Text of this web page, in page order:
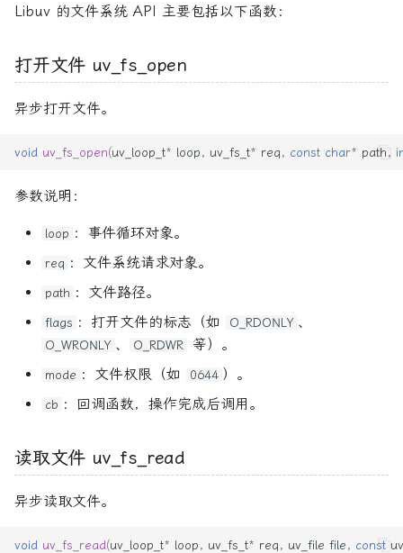
uv_read_stop
uv_write
Libuv 的文件系统 API 主要包括以下函数：
打开文件 uv_fs_open
异步打开文件。
void uv_fs_open(uv_loop_t* loop, uv_fs_t* req, const char* path,
参数说明：
loop ：事件循环对象。
req ：文件系统请求对象。
path ：文件路径。
flags ：打开文件的标志（如 O_RDONLY 、
O_WRONLY 、 O_RDWR 等）。
mode ：文件权限（如 0644 ）。
cb ：回调函数，操作完成后调用。
读取文件 uv_fs_read
异步读取文件。
void uv_fs_read(uv_loop_t* loop, uv_fs_t* req, uv_file file, const